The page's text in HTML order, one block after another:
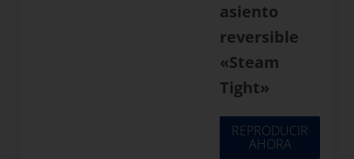
asiento
reversible
«Steam
Tight»
REPRODUCIR
AHORA